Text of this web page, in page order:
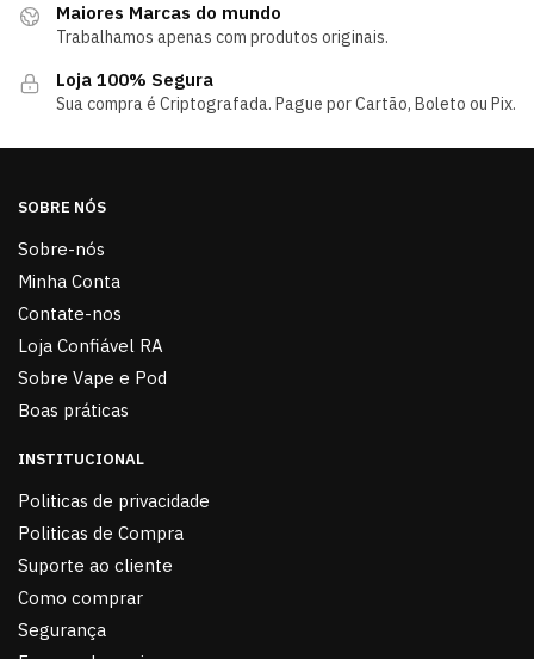
Maiores Marcas do mundo
Trabalhamos apenas com produtos originais.
Loja 100% Segura
Sua compra é Criptografada. Pague por Cartão, Boleto ou Pix.
SOBRE NÓS
Sobre-nós
Minha Conta
Contate-nos
Loja Confiável RA
Sobre Vape e Pod
Boas práticas
INSTITUCIONAL
Politicas de privacidade
Politicas de Compra
Suporte ao cliente
Como comprar
Segurança